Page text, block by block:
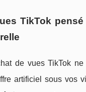
TikTok
de vues TikTok
artificiel sous vos